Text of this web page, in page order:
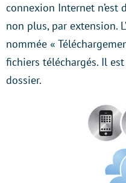
connexion Internet n’est
non plus, par extension.
nommée «
fichiers téléchargés. Il
dossier.